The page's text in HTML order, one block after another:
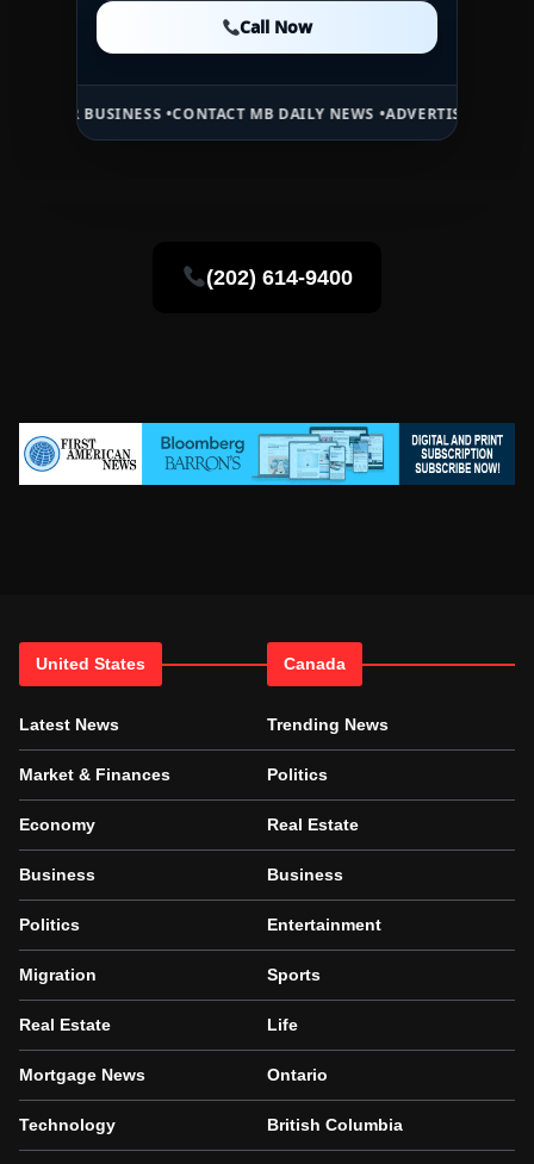
Call Now
Call Now
CONTACT MB DAILY NEWS •ADVERTISE HERE •PREMIUM
(202) 614-9400
United States
Latest News
Market & Finances
Economy
Business
Politics
Migration
Real Estate
Mortgage News
Technology
Canada
Trending News
Politics
Real Estate
Business
Entertainment
Sports
Life
Ontario
British Columbia